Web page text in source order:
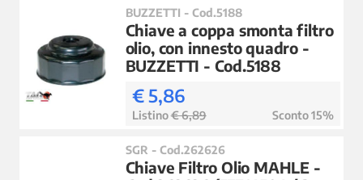
BUZZETTI - Cod.5188
Chiave a coppa smonta filtro
olio, con innesto quadro -
BUZZETTI - Cod.5188
€ 5,86
Listino€ 6,89 Sconto 15%
SGR - Cod.262626
Chiave Filtro Olio MAHLE -